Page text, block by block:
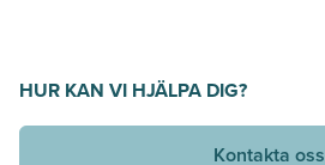
HUR KAN VI HJÄLPA DIG?
Kontakta oss